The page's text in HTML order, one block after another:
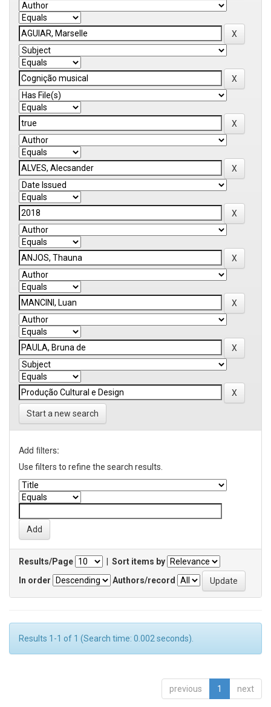
Start a new search
Add filters:
Use filters to refine the search results.
Results/Page
Sort items by
In order
Authors/record
Results 1-1 of 1 (Search time: 0.002 seconds).
previous 1 next